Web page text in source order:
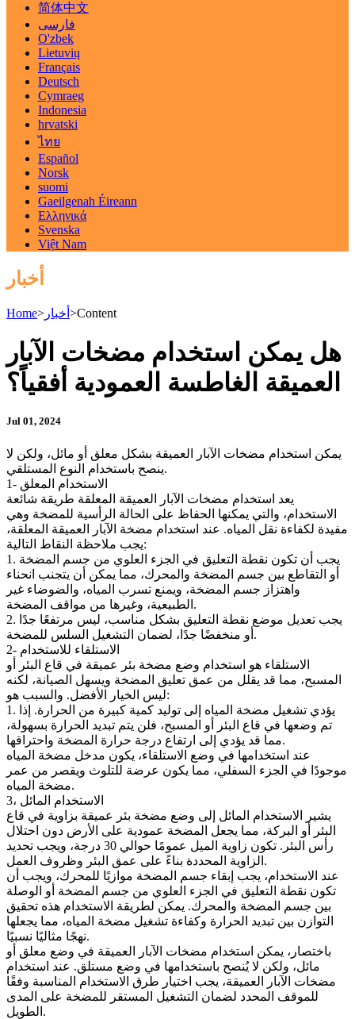
简体中文
فارسی
O'zbek
Lietuvių
Français
Deutsch
Cymraeg
Indonesia
hrvatski
ไทย
Español
Norsk
suomi
Gaeilgenah Éireann
Ελληνικά
Svenska
Việt Nam
أخبار
Home> أخبار >Content
هل يمكن استخدام مضخات الآبار
العميقة الغاطسة العمودية أفقياً؟
Jul 01, 2024
يمكن استخدام مضخات الآبار العميقة بشكل معلق أو مائل، ولكن لا
ينصح باستخدام النوع المستلقي.
1- الاستخدام المعلق
يعد استخدام مضخات الآبار العميقة المعلقة طريقة شائعة
الاستخدام، والتي يمكنها الحفاظ على الحالة الرأسية للمضخة وهي
مفيدة لكفاءة نقل المياه. عند استخدام مضخة الآبار العميقة المعلقة،
يجب ملاحظة النقاط التالية:
1. يجب أن تكون نقطة التعليق في الجزء العلوي من جسم المضخة
أو التقاطع بين جسم المضخة والمحرك، مما يمكن أن يتجنب انحناء
واهتزاز جسم المضخة، ويمنع تسرب المياه، والضوضاء غير
الطبيعية، وغيرها من مواقف المضخة.
2. يجب تعديل موضع نقطة التعليق بشكل مناسب، ليس مرتفعًا جدًا
أو منخفضًا جدًا، لضمان التشغيل السلس للمضخة.
2- الاستلقاء للاستخدام
الاستلقاء هو استخدام وضع مضخة بئر عميقة في قاع البئر أو
المسبح، مما قد يقلل من عمق تعليق المضخة ويسهل الصيانة، لكنه
ليس الخيار الأفضل. والسبب هو:
1. يؤدي تشغيل مضخة المياه إلى توليد كمية كبيرة من الحرارة. إذا
تم وضعها في قاع البئر أو المسبح، فلن يتم تبديد الحرارة بسهولة،
مما قد يؤدي إلى ارتفاع درجة حرارة المضخة واحتراقها.
عند استخدامها في وضع الاستلقاء، يكون مدخل مضخة المياه
موجودًا في الجزء السفلي، مما يكون عرضة للتلوث ويقصر من عمر
مضخة المياه.
3، الاستخدام المائل
يشير الاستخدام المائل إلى وضع مضخة بئر عميقة بزاوية في قاع
البئر أو البركة، مما يجعل المضخة عمودية على الأرض دون احتلال
رأس البئر. تكون زاوية الميل عمومًا حوالي 30 درجة، ويجب تحديد
الزاوية المحددة بناءً على عمق البئر وظروف العمل.
عند الاستخدام، يجب إبقاء جسم المضخة موازيًا للمحرك، ويجب أن
تكون نقطة التعليق في الجزء العلوي من جسم المضخة أو الوصلة
بين جسم المضخة والمحرك. يمكن لطريقة الاستخدام هذه تحقيق
التوازن بين تبديد الحرارة وكفاءة تشغيل مضخة المياه، مما يجعلها
نهجًا مثاليًا نسبيًا.
باختصار، يمكن استخدام مضخات الآبار العميقة في وضع معلق أو
مائل، ولكن لا يُنصح باستخدامها في وضع مستلق. عند استخدام
مضخات الآبار العميقة، يجب اختيار طرق الاستخدام المناسبة وفقًا
للموقف المحدد لضمان التشغيل المستقر للمضخة على المدى
الطويل.